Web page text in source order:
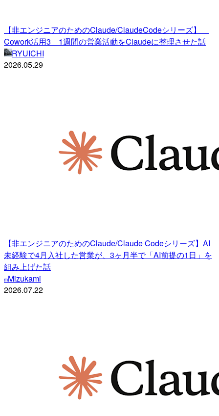
【非エンジニアのためのClaude/ClaudeCodeシリーズ】
Cowork活用3 1週間の営業活動をClaudeに整理させた話
RYUICHI
2026.05.29
【非エンジニアのためのClaude/Claude Codeシリーズ】AI
未経験で4月入社した営業が、3ヶ月半で「AI前提の1日」を
組み上げた話
mMizukami
2026.07.22